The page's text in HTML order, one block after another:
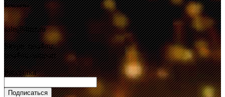
Контакты
sale@4mz.ru
Skype: ooo4mz
ooo4mz-support
Рассылка
Подписаться